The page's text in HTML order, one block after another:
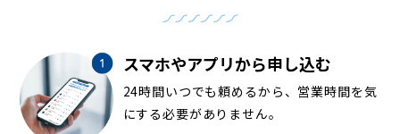
スマホやアプリから申し込む
24時間いつでも頼めるから、営業時間を気
にする必要がありません。